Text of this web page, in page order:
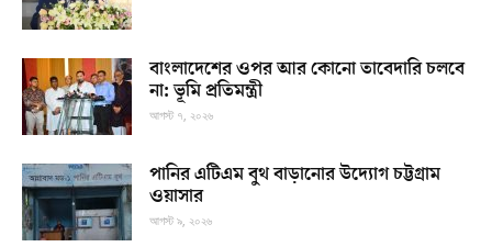
বাংলাদেশের ওপর আর কোনো তাবেদারি চলবে
না: ভূমি প্রতিমন্ত্রী
আগস্ট ৭, ২০২৬
পানির এটিএম বুথ বাড়ানোর উদ্যোগ চট্টগ্রাম
ওয়াসার
আগস্ট ৯, ২০২৬